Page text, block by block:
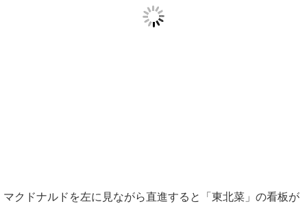
マクドナルドを左に見ながら直進すると「東北菜」の看板が